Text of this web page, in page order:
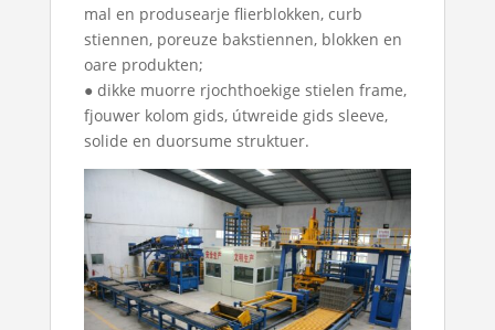
mal en produsearje flierblokken, curb
stiennen, poreuze bakstiennen, blokken en
oare produkten;
● dikke muorre rjochthoekige stielen frame,
fjouwer kolom gids, útwreide gids sleeve,
solide en duorsume struktuer.